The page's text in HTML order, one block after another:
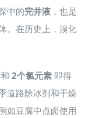
中的完井液，也是
。在历史上，溴化
2个氯元素即得
道路除冰剂和干燥
如豆腐中点卤使用